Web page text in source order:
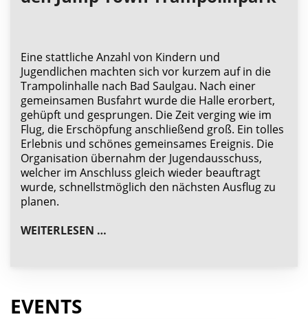
Eine stattliche Anzahl von Kindern und
Jugendlichen machten sich vor kurzem auf in die
Trampolinhalle nach Bad Saulgau. Nach einer
gemeinsamen Busfahrt wurde die Halle erorbert,
gehüpft und gesprungen. Die Zeit verging wie im
Flug, die Erschöpfung anschließend groß. Ein tolles
Erlebnis und schönes gemeinsames Ereignis. Die
Organisation übernahm der Jugendausschuss,
welcher im Anschluss gleich wieder beauftragt
wurde, schnellstmöglich den nächsten Ausflug zu
planen.
WEITERLESEN …
EVENTS